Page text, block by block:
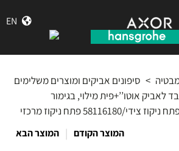
EN
> סיפונים אביקים ומוצרים משלימים
לאביק אוטו’’+פית מילוי, בגימור
המוצר הקודם | המוצר הבא